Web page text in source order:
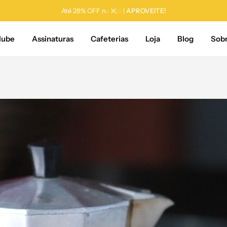
Até 28% OFF na loja | APROVEITE!
Assinaturas Cafeterias Loja Blog